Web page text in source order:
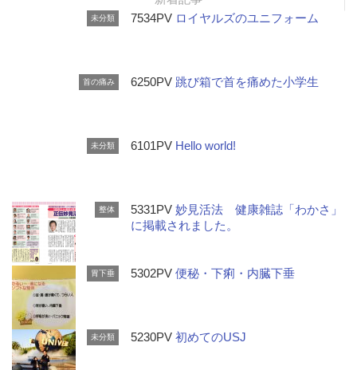
未分類 7534PV ロイヤルズのユニフォーム
首の痛み 6250PV 跳び箱で首を痛めた小学生
未分類 6101PV Hello world!
整体 5331PV妙見活法 健康雑誌「わかさ」
に掲載されました。
胃下垂 5302PV便秘・下痢・内臓下垂
未分類 5230PV初めてのUSJ